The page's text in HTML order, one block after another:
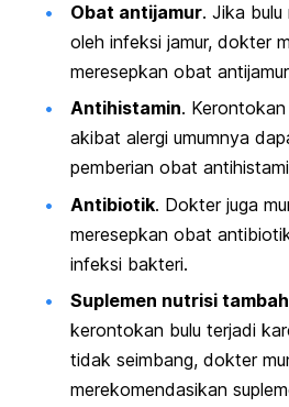
Obat antijamur. Jika
oleh infeksi jamur, dokter
meresepkan obat
Antihistamin.
akibat alergi umumnya
pemberian obat
Antibiotik. Dokter juga
meresepkan obat
infeksi bakteri.
Suplemen nutrisi
kerontokan bulu terjadi
tidak seimbang, dokter
merekomendasikan